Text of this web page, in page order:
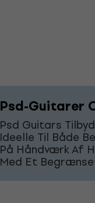
Psd-Guitarer
Psd Guitars
Ideelle Til Både
På Håndværk Af
Med Et